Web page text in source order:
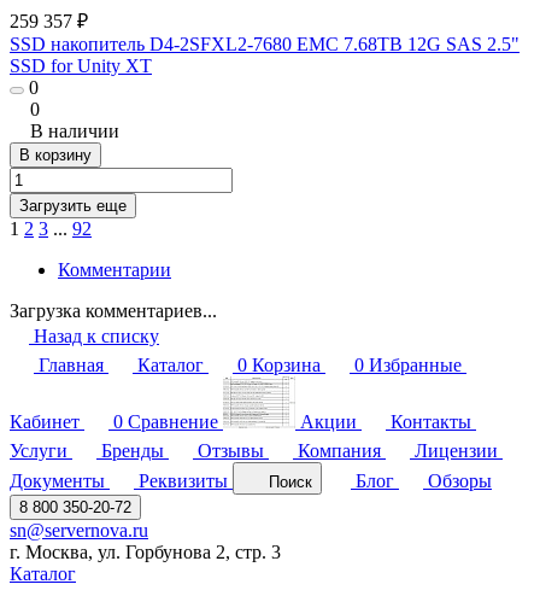
259 357 ₽
SSD накопитель D4-2SFXL2-7680 EMC 7.68TB 12G SAS 2.5"
SSD for Unity XT
0
0
В наличии
В корзину
Загрузить еще
1 2 3 ... 92
Комментарии
Загрузка комментариев...
Назад к списку
Главная
Каталог 0 Корзина 0 Избранные
Кабинет 0 Сравнение Акции
Контакты
Услуги
Бренды Отзывы Компания
Лицензии
Документы
Реквизиты Поиск Блог Обзоры
8 800 350-20-72
sn@servernova.ru
г. Москва, ул. Горбунова 2, стр. 3
Каталог